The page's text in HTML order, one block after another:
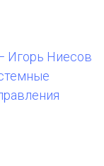
Игорь Ниесов